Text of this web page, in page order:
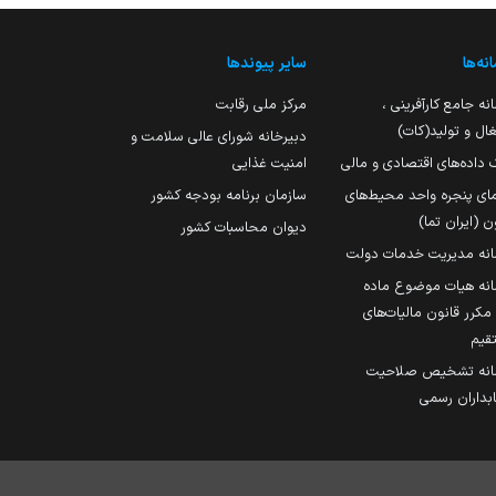
جامع کارآفرینی ،
و تولید(کات)
داده‌های اقتصادی و مالی
پنجره واحد محیط‌های
(ایران تما)
مدیریت خدمات دولت
هیات موضوع ماده
251 مکرر قانون مالیات‌های
تشخیص صلاحیت
رسمی
سایر پیوندها
مرکز ملی رقابت
دبیرخانه شورای عالی سلامت و
امنیت غذایی
سازمان برنامه بودجه کشور
دیوان محاسبات کشور